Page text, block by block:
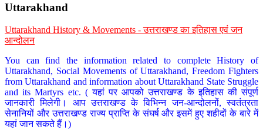
Uttarakhand
Uttarakhand History & Movements - उत्तराखण्ड का इतिहास एवं जन
आन्दोलन
You can find the information related to complete History of
Uttarakhand, Social Movements of Uttarakhand, Freedom Fighters
from Uttarakhand and information about Uttarakhand State Struggle
and its Martyrs etc. ( यहां पर आपको उत्तराखण्ड के इतिहास की संपूर्ण
जानकारी मिलेगी। आप उत्तराखण्ड के विभिन्न जन-आन्दोलनों, स्वतंत्रता
सेनानियों और उत्तराखण्ड राज्य प्राप्ति के संघर्ष और इसमें हुए शहीदों के बारे में
यहां जान सकते हैं।)